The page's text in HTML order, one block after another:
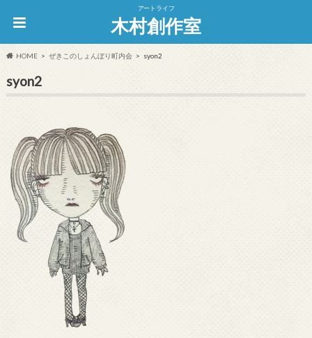
アートライフ
木村創作室
HOME ぜきこのしょんぼり町内会 syon2
syon2